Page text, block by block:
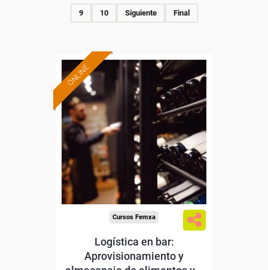
9 10 Siguiente Final
ONLINE
Formación 100%
subvencionada.
Para desempleados,
trabajadores y autónomos.
Sector
-Hosteleria y Turismo.
Cursos Femxa
Logística en bar:
Aprovisionamiento y